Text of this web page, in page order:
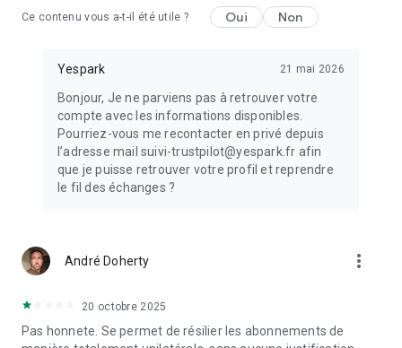
Ce contenu vous a-t-il été utile ? Oui Non
Yespark 21 mai 2026
Bonjour, Je ne parviens pas à retrouver votre
compte avec les informations disponibles.
Pourriez-vous me recontacter en privé depuis
l’adresse mail suivi-trustpilot@yespark.fr afin
que je puisse retrouver votre profil et reprendre
le fil des échanges ?
André Doherty more_vert
20 octobre 2025
Pas honnete. Se permet de résilier les abonnements de